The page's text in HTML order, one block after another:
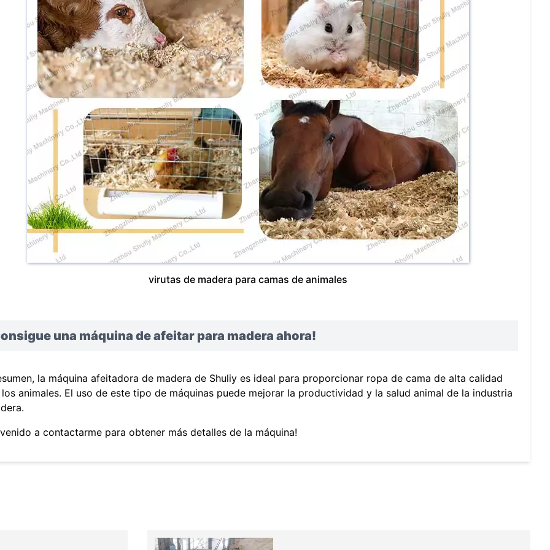
virutas de madera para camas de animales
una máquina de afeitar para madera ahora!
la máquina afeitadora de madera de Shuliy es ideal para proporcionar ropa de cama de alta calidad
animales. El uso de este tipo de máquinas puede mejorar la productividad y la salud animal de la industria
a contactarme para obtener más detalles de la máquina!